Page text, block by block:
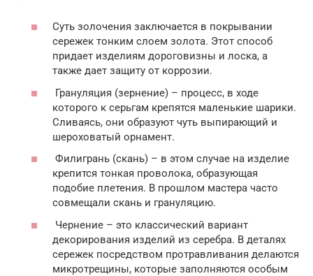
Суть золочения заключается в покрывании
сережек тонким слоем золота. Этот способ
придает изделиям дороговизны и лоска, а
также дает защиту от коррозии.
Грануляция (зернение) – процесс, в ходе
которого к серьгам крепятся маленькие шарики.
Сливаясь, они образуют чуть выпирающий и
шероховатый орнамент.
Филигрань (скань) – в этом случае на изделие
крепится тонкая проволока, образующая
подобие плетения. В прошлом мастера часто
совмещали скань и грануляцию.
Чернение – это классический вариант
декорирования изделий из серебра. В деталях
сережек посредством протравливания делаются
микротрещины, которые заполняются особым